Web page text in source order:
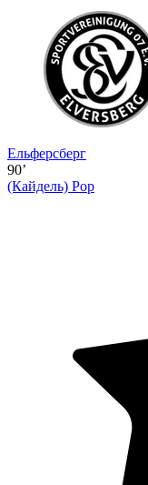
Ельферсберг
90’
(Кайдель) Рор